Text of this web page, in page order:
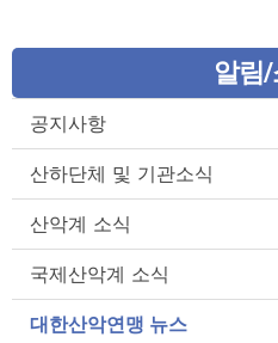
알림/
공지사항
산하단체 및 기관소식
산악계 소식
국제산악계 소식
대한산악연맹 뉴스